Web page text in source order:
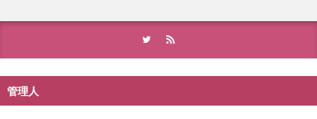
管理人